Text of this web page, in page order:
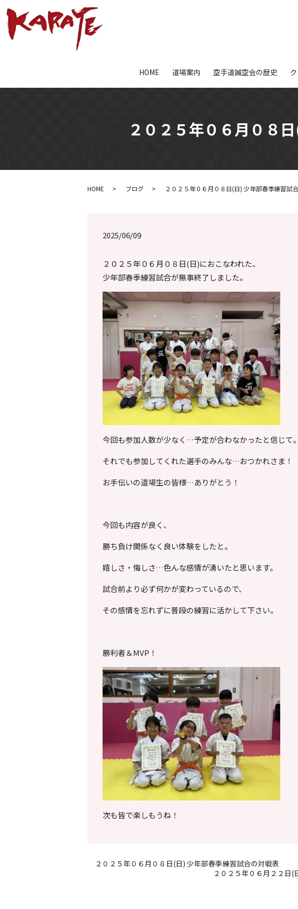
HOME 道場案内 空手道誠空会の歴史
２０２５年０６月０８
HOME ブログ ２０２５年０６月０８日(日) 少年部春季練習試
2025/06/09
２０２５年０６月０８日(日)におこなわれた、
少年部春季練習試合が無事終了しました。
今回も参加人数が少なく…予定が合わなかったと信じて。
それでも参加してくれた選手のみんな…おつかれさま！
お手伝いの道場生の皆様…ありがとう！
今回も内容が良く、
勝ち負け関係なく良い体験をしたと。
嬉しさ・悔しさ…色んな感情が湧いたと思います。
試合前より必ず何かが変わっているので、
その感情を忘れずに普段の練習に活かして下さい。
勝利者＆MVP！
次も皆で楽しもうね！
２０２５年０６月０８日(日) 少年部春季練習試合の対戦表
２０２５年０６月２２日